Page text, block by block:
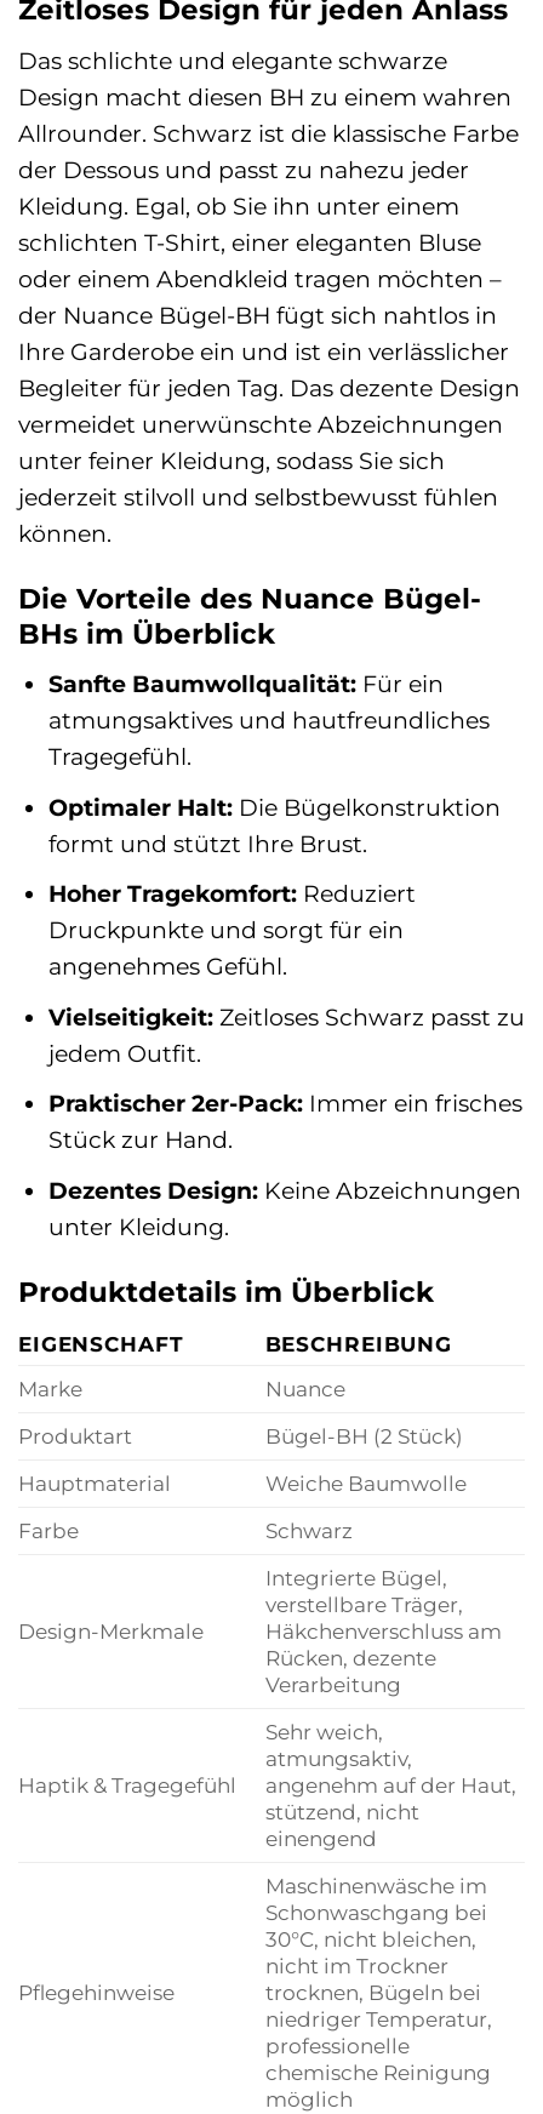
Zeitloses Design für jeden Anlass
Das schlichte und elegante schwarze
Design macht diesen BH zu einem wahren
Allrounder. Schwarz ist die klassische Farbe
der Dessous und passt zu nahezu jeder
Kleidung. Egal, ob Sie ihn unter einem
schlichten T-Shirt, einer eleganten Bluse
oder einem Abendkleid tragen möchten –
der Nuance Bügel-BH fügt sich nahtlos in
Ihre Garderobe ein und ist ein verlässlicher
Begleiter für jeden Tag. Das dezente Design
vermeidet unerwünschte Abzeichnungen
unter feiner Kleidung, sodass Sie sich
jederzeit stilvoll und selbstbewusst fühlen
können.
Die Vorteile des Nuance Bügel-
BHs im Überblick
Sanfte Baumwollqualität:Für ein
atmungsaktives und hautfreundliches
Tragegefühl.
Optimaler Halt:Die Bügelkonstruktion
formt und stützt Ihre Brust.
Hoher Tragekomfort:Reduziert
Druckpunkte und sorgt für ein
angenehmes Gefühl.
Vielseitigkeit:Zeitloses Schwarz passt zu
jedem Outfit.
Praktischer 2er-Pack:Immer ein frisches
Stück zur Hand.
Dezentes Design:Keine Abzeichnungen
unter Kleidung.
Produktdetails im Überblick
EIGENSCHAFT
BESCHREIBUNG
Marke
Nuance
Produktart
Bügel-BH (2 Stück)
Hauptmaterial
Weiche Baumwolle
Farbe
Schwarz
Design-Merkmale
Integrierte Bügel,
verstellbare Träger,
Häkchenverschluss am
Rücken, dezente
Verarbeitung
Haptik & Tragegefühl
Sehr weich,
atmungsaktiv,
angenehm auf der Haut,
stützend, nicht
einengend
Pflegehinweise
Maschinenwäsche im
Schonwaschgang bei
30°C, nicht bleichen,
nicht im Trockner
trocknen, Bügeln bei
niedriger Temperatur,
professionelle
chemische Reinigung
möglich